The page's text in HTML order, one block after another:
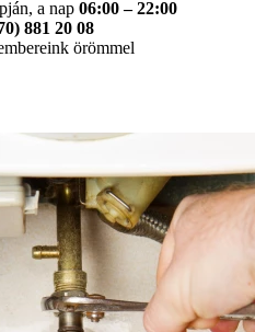
a nap 06:00 – 22:00
881 20 08
örömmel